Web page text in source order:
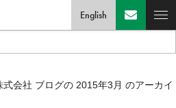
English
式会社 ブログの 2015年3月 のアーカイ